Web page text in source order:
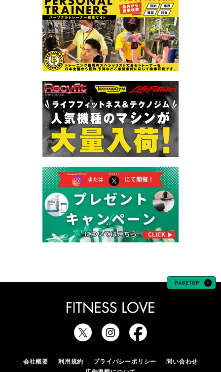
会社概要 利用規約 プライバシーポリシー
問い合わせ